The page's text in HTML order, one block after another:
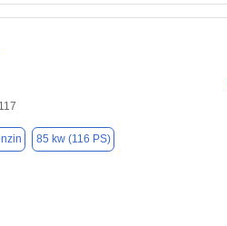
85 kw (116 PS)